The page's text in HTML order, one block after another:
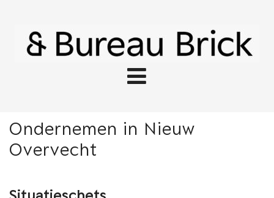
Ondernemen in Nieuw
Overvecht